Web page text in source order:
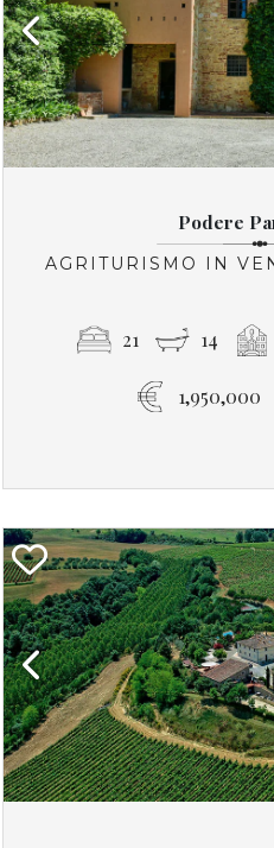
Previous
Podere
AGRITURISMO IN
21 14
1,950,000
Previous